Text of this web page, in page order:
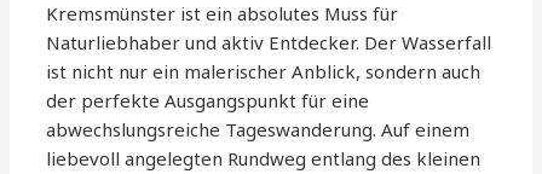
Kremsmünster ist ein absolutes Muss für
Naturliebhaber und aktiv Entdecker. Der Wasserfall
ist nicht nur ein malerischer Anblick, sondern auch
der perfekte Ausgangspunkt für eine
abwechslungsreiche Tageswanderung. Auf einem
liebevoll angelegten Rundweg entlang des kleinen